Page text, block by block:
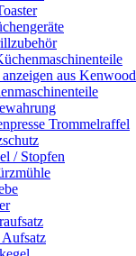
aus Kenwood
Trommelraffel
/ Stopfen
Aufsatz